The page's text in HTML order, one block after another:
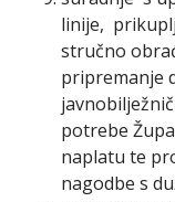
linije,
stručno
pripremanje
potrebe
naplatu te
nagodbe s